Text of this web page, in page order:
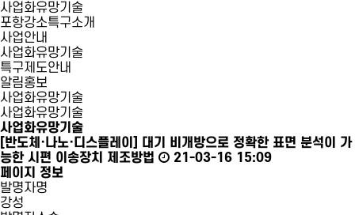
사업화유망기술
포항강소특구소개
사업안내
사업화유망기술
특구제도안내
알림홍보
사업화유망기술
사업화유망기술
사업화유망기술
[반도체·나노·디스플레이]
대기 비개방으로 정확한 표면 분석이 가
능한 시편 이송장치 제조방법
21-03-16 15:09
페이지 정보
발명자명
강성